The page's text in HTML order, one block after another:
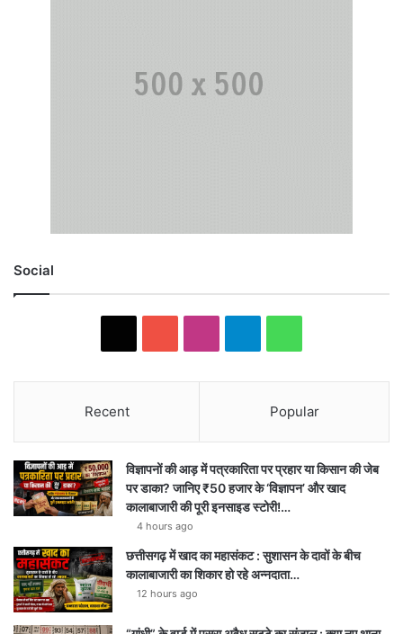
Social
Recent Popular
विज्ञापनों की आड़ में पत्रकारिता पर प्रहार या किसान की जेब
पर डाका? जानिए ₹50 हजार के ‘विज्ञापन’ और खाद
कालाबाजारी की पूरी इनसाइड स्टोरी!…
4 hours ago
छत्तीसगढ़ में खाद का महासंकट : सुशासन के दावों के बीच
कालाबाजारी का शिकार हो रहे अन्नदाता…
12 hours ago